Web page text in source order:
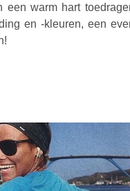
een warm hart
en -kleuren, een